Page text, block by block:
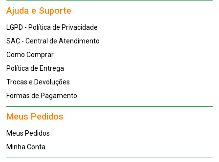
Ajuda e Suporte
LGPD - Política de Privacidade
SAC - Central de Atendimento
Como Comprar
Política de Entrega
Trocas e Devoluções
Formas de Pagamento
Meus Pedidos
Meus Pedidos
Minha Conta